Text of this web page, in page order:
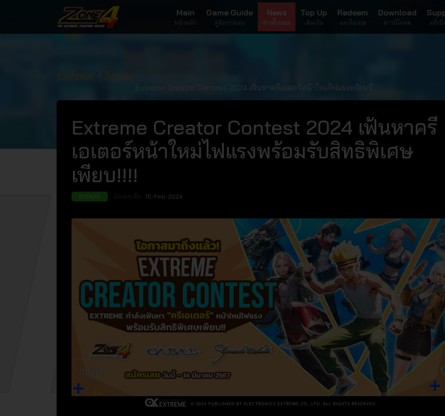
Main
หน้าหลัก
Game Guide
คู่มือการเล่น
News
ข่าวทั้งหมด
Top Up
เติมเงิน
Redeem
แลกไอเทม
Download
ดาวน์โหลด แจ้ง
ข่าวทั้งหมด
กิจกรรม
Extreme Creator Contest 2024 เฟ้นหาครีเอเตอร์หน้าใหม่ไฟแรงพร้อมรับ
สิทธิพิเศษเพียบ!!!!
Extreme Creator Contest 2024 เฟ้นหาครี
เอเตอร์หน้าใหม่ไฟแรงพร้อมรับสิทธิพิเศษ
เพียบ!!!!
EVENTS 15-Feb-2024